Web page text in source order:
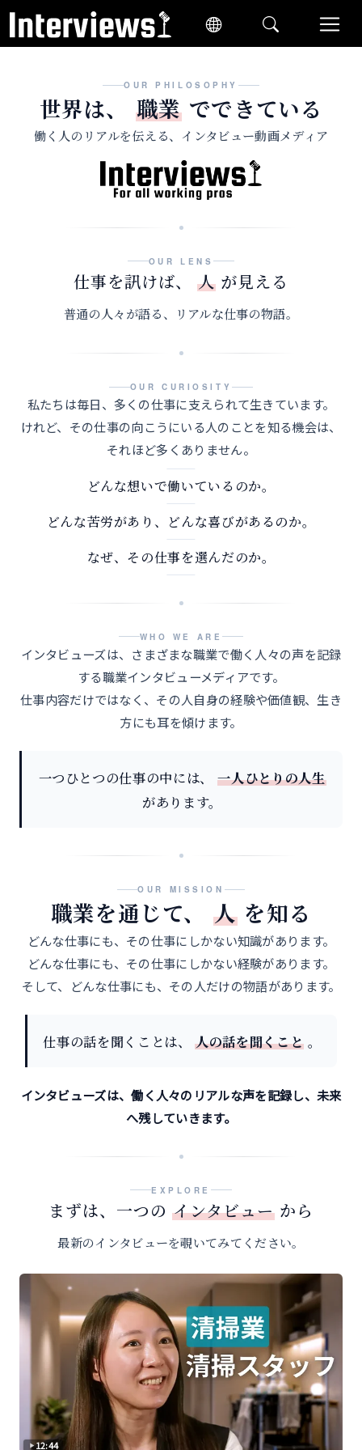
OUR PHILOSOPHY
世界は、 職業 でできている
働く人のリアルを伝える、インタビュー動画メディア
OUR LENS
仕事を訊けば、 人 が見える
普通の人々が語る、リアルな仕事の物語。
OUR CURIOSITY
私たちは毎日、多くの仕事に支えられて生きています。
けれど、その仕事の向こうにいる人のことを知る機会は、
それほど多くありません。
どんな想いで働いているのか。
どんな苦労があり、どんな喜びがあるのか。
なぜ、その仕事を選んだのか。
WHO WE ARE
インタビューズは、さまざまな職業で働く人々の声を記録
する職業インタビューメディアです。
仕事内容だけではなく、その人自身の経験や価値観、生き
方にも耳を傾けます。
一つひとつの仕事の中には、 一人ひとりの人生
があります。
OUR MISSION
職業を通じて、 人を知る
どんな仕事にも、その仕事にしかない知識があります。
どんな仕事にも、その仕事にしかない経験があります。
そして、どんな仕事にも、その人だけの物語があります。
仕事の話を聞くことは、人の話を聞くこと 。
インタビューズは、働く人々のリアルな声を記録し、未来
へ残していきます。
EXPLORE
まずは、一つの インタビュー から
最新のインタビューを覗いてみてください。
12:44